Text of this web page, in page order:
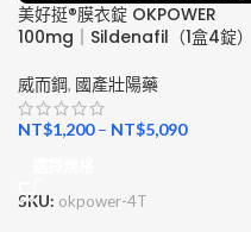
美好挺®膜衣錠 OKPOWER
100mg｜Sildenafil（1盒4錠）
威而鋼, 國產壯陽藥
NT$1,200– NT$5,090
SKU: okpower-4T